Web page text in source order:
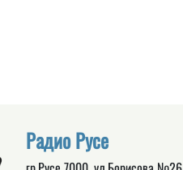
Радио Русе